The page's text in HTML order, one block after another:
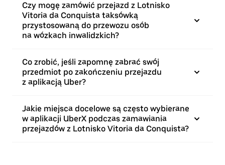
Czy mogę zamówić przejazd z Lotnisko
Vitoria da Conquista taksówką
przystosowaną do przewozu osób
na wózkach inwalidzkich?
Co zrobić, jeśli zapomnę zabrać swój
przedmiot po zakończeniu przejazdu
z aplikacją Uber?
Jakie miejsca docelowe są często wybierane
w aplikacji UberX podczas zamawiania
przejazdów z Lotnisko Vitoria da Conquista?